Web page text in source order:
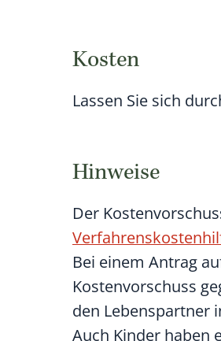
Kosten
Lassen Sie sich
Hinweise
Der
Bei einem Antrag
Kostenvorschuss
den Lebenspartner
Auch Kinder haben